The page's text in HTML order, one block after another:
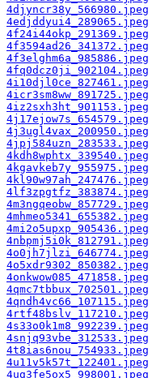
4djyncr38y_566980.jpeg
4edjddyui4_289065.jpeg
4f24i44okp_291369.jpeg
4f3594ad26_341372.jpeg
4f3elghm6a_985886.jpeg
4fq0dcz0ji_902104.jpeg
4i10djl0ce_827461.jpeg
4icr3sm8ww_891725.jpeg
4iz2sxh3ht_901153.jpeg
4j17ejow7s_654579.jpeg
4j3ugl4vax_200950.jpeg
4jpj584uzn_283533.jpeg
4kdh8wphtx_339540.jpeg
4kgavkeb7y_955975.jpeg
4kl90w97ah_247476.jpeg
4lf3zpgtfz_383874.jpeg
4m3ngqeobw_857729.jpeg
4mhmeo5341_655382.jpeg
4mi2o5upxp_905436.jpeg
4nbpmj5i0k_812791.jpeg
4o0jh7jlzi_646774.jpeg
4o5xdr9302_850382.jpeg
4onkwow085_471858.jpeg
4qmc7tbbux_702501.jpeg
4qndh4vc66_107115.jpeg
4rtf48bslv_117210.jpeg
4s33o0k1m8_992239.jpeg
4snjq93vbe_312533.jpeg
4t8ias6nou_754933.jpeg
4u11v5k57t_122401.jpeg
4ug3fe5ox5_998001.jpeg